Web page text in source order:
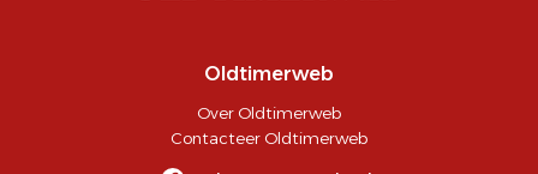
Oldtimerweb
Over Oldtimerweb
Contacteer Oldtimerweb